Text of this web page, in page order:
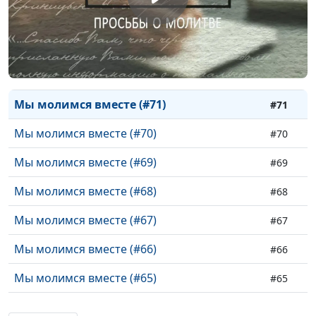
Мы молимся вместе (#74)
Мы молимся вместе (#73) #73
Мы молимся вместе (#72) #72
Мы молимся вместе (#71) #71
Мы молимся вместе (#70) #70
Мы молимся вместе (#69) #69
Мы молимся вместе (#68) #68
Мы молимся вместе (#67) #67
Мы молимся вместе (#66) #66
Мы молимся вместе (#65) #65